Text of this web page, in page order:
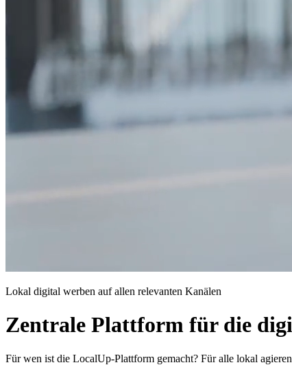
Lokal digital werben auf allen relevanten Kanälen
Zentrale Plattform für die
Für wen ist die LocalUp-Plattform gemacht? Für alle lokal